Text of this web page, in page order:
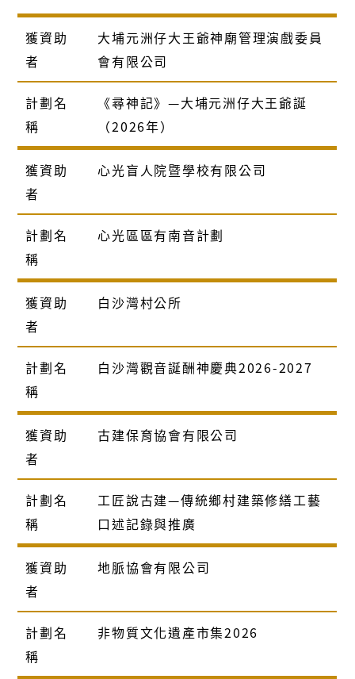
獲資助
者
大埔元洲仔大王爺神廟管理演戲委員
會有限公司
計劃名
稱
《尋神記》—大埔元洲仔大王爺誕
（2026年）
獲資助
者
心光盲人院暨學校有限公司
計劃名
稱
心光區區有南音計劃
獲資助
者
白沙灣村公所
計劃名
稱
白沙灣觀音誕酬神慶典2026-2027
獲資助
者
古建保育協會有限公司
計劃名
稱
工匠說古建—傳統鄉村建築修繕工藝
口述記錄與推廣
獲資助
者
地脈協會有限公司
計劃名
稱
非物質文化遺產市集2026